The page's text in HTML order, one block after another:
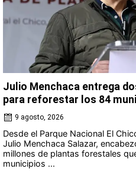
Julio Menchaca entrega
para reforestar los 84
9 agosto, 2026
Desde el Parque Nacional El
Julio Menchaca Salazar,
millones de plantas forestales
municipios ...